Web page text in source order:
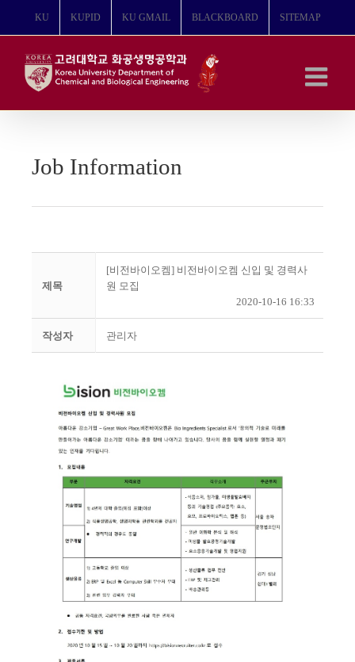
뛰
KU KUPID KU GMAIL BLACKBOARD SITEMAP
Job Information
제목
[비전바이오켐] 비전바이오켐 신입 및 경력사
원 모집
2020-10-16 16:33
작성자 관리자